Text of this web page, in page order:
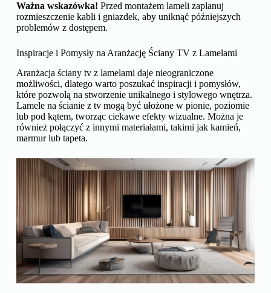
Ważna wskazówka! Przed montażem lameli zaplanuj
rozmieszczenie kabli i gniazdek, aby uniknąć późniejszych
problemów z dostępem.
Inspiracje i Pomysły na Aranżację Ściany TV z Lamelami
Aranżacja ściany tv z lamelami daje nieograniczone
możliwości, dlatego warto poszukać inspiracji i pomysłów,
które pozwolą na stworzenie unikalnego i stylowego wnętrza.
Lamele na ścianie z tv mogą być ułożone w pionie, poziomie
lub pod kątem, tworząc ciekawe efekty wizualne. Można je
również połączyć z innymi materiałami, takimi jak kamień,
marmur lub tapeta.